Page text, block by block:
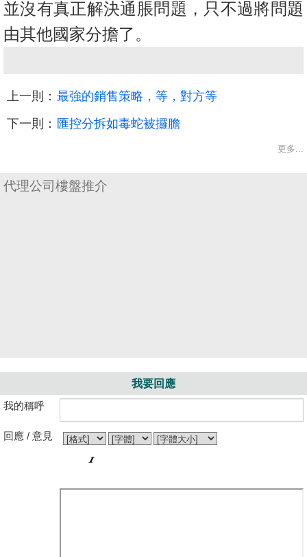
並沒有真正解決通脹問題，只不過將問題
由其他國家分擔了。
上一則： 最強的銷售策略，等，對方等
下一則： 匯控分拆如毒蛇被攞膽
更多...
代理公司樓盤推介
我要回應
我的稱呼
回應 / 意見